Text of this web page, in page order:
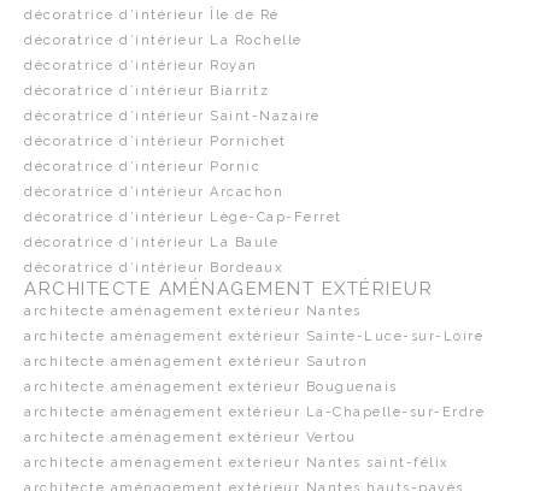
décoratrice d’intérieur Île de Ré
décoratrice d’intérieur La Rochelle
décoratrice d’intérieur Royan
décoratrice d’intérieur Biarritz
décoratrice d’intérieur Saint-Nazaire
décoratrice d’intérieur Pornichet
décoratrice d’intérieur Pornic
décoratrice d’intérieur Arcachon
décoratrice d’intérieur Lège-Cap-Ferret
décoratrice d’intérieur La Baule
décoratrice d’intérieur Bordeaux
ARCHITECTE AMÉNAGEMENT EXTÉRIEUR
architecte aménagement extérieur Nantes
architecte aménagement extérieur Sainte-Luce-sur-Loire
architecte aménagement extérieur Sautron
architecte aménagement extérieur Bouguenais
architecte aménagement extérieur La-Chapelle-sur-Erdre
architecte aménagement extérieur Vertou
architecte aménagement extérieur Nantes saint-félix